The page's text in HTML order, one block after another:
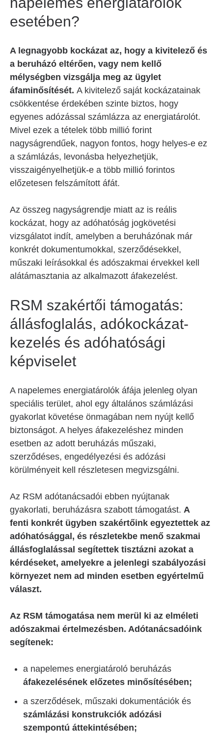
esetében?
A legnagyobb kockázat az, hogy a kivitelező és
a beruházó eltérően, vagy nem kellő
mélységben vizsgálja meg az ügylet
áfaminősítését. A kivitelező saját kockázatainak
csökkentése érdekében szinte biztos, hogy
egyenes adózással számlázza az energiatárolót.
Mivel ezek a tételek több millió forint
nagyságrendűek, nagyon fontos, hogy helyes-e ez
a számlázás, levonásba helyezhetjük,
visszaigényelhetjük-e a több millió forintos
előzetesen felszámított áfát.
Az összeg nagyságrendje miatt az is reális
kockázat, hogy az adóhatóság jogkövetési
vizsgálatot indít, amelyben a beruházónak már
konkrét dokumentumokkal, szerződésekkel,
műszaki leírásokkal és adószakmai érvekkel kell
alátámasztania az alkalmazott áfakezelést.
RSM szakértői támogatás:
állásfoglalás, adókockázat-
kezelés és adóhatósági
képviselet
A napelemes energiatárolók áfája jelenleg olyan
speciális terület, ahol egy általános számlázási
gyakorlat követése önmagában nem nyújt kellő
biztonságot. A helyes áfakezeléshez minden
esetben az adott beruházás műszaki,
szerződéses, engedélyezési és adózási
körülményeit kell részletesen megvizsgálni.
Az RSM adótanácsadói ebben nyújtanak
gyakorlati, beruházásra szabott támogatást. A
fenti konkrét ügyben szakértőink egyeztettek az
adóhatósággal, és részletekbe menő szakmai
állásfoglalással segítettek tisztázni azokat a
kérdéseket, amelyekre a jelenlegi szabályozási
környezet nem ad minden esetben egyértelmű
választ.
Az RSM támogatása nem merül ki az elméleti
adószakmai értelmezésben. Adótanácsadóink
segítenek:
a napelemes energiatároló beruházás
áfakezelésének előzetes minősítésében;
a szerződések, műszaki dokumentációk és
számlázási konstrukciók adózási
szempontú áttekintésében;